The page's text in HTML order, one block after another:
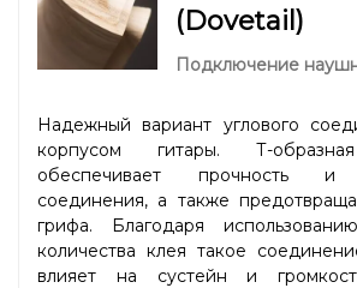
(Dovetail)
Подключение
Надежный вариант углового
корпусом гитары. Т-
обеспечивает прочность и
соединения, а также
грифа. Благодаря
количества клея такое
влияет на сустейн и